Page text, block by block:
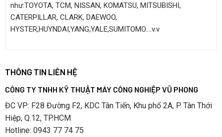
như:TOYOTA, TCM, NISSAN, KOMATSU, MITSUBISHI,
CATERPILLAR, CLARK, DAEWOO,
HYSTER,HUYNDAI,YANG,YALE,SUMITOMO….v.v
THÔNG TIN LIÊN HỆ
CÔNG TY TNHH KỸ THUẬT MÁY CÔNG NGHIỆP VŨ PHONG
ĐC VP: F28 Đường F2, KDC Tân Tiến, Khu phố 2A, P. Tân Thới
Hiệp, Q.12, TP.HCM
Hotline: 0943 77 74 75